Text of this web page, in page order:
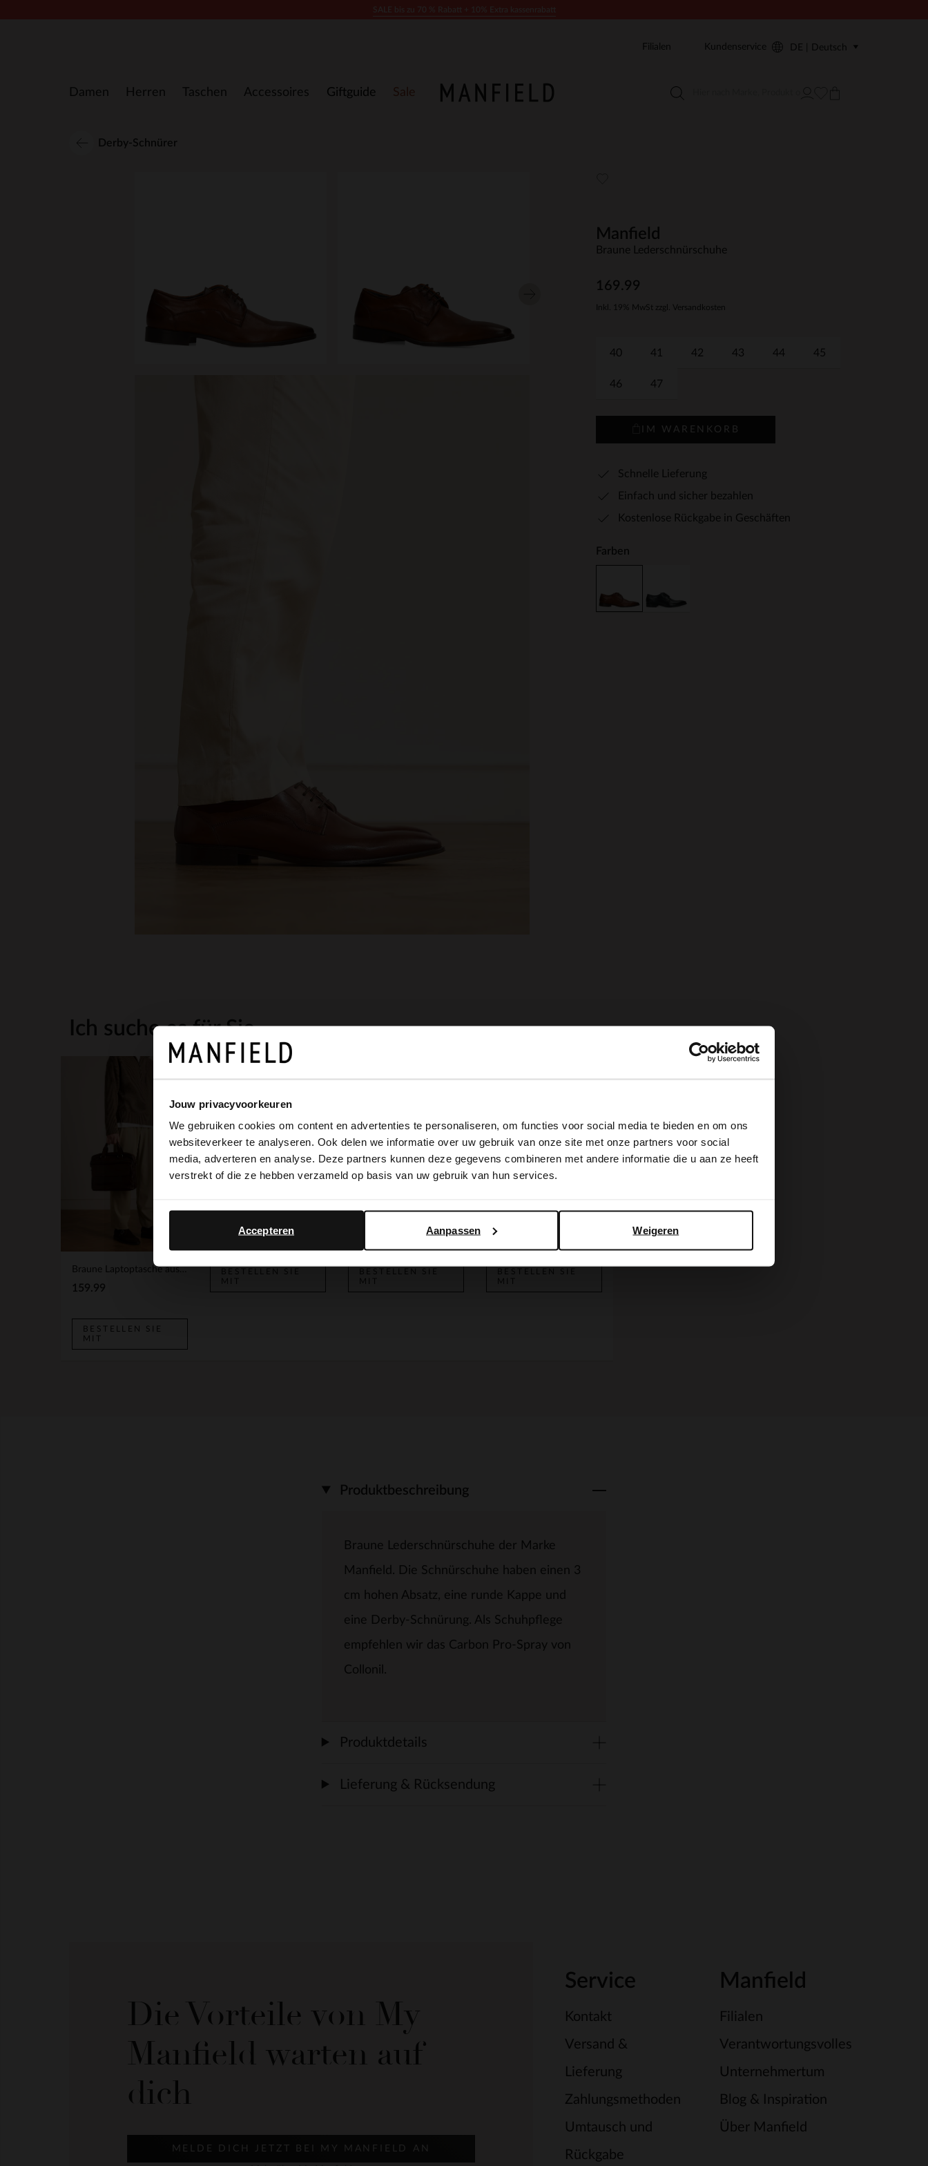
Jouw privacyvoorkeuren
We gebruiken cookies om content en advertenties te personaliseren, om functies voor social media te bieden en om ons
websiteverkeer te analyseren. Ook delen we informatie over uw gebruik van onze site met onze partners voor social
media, adverteren en analyse. Deze partners kunnen deze gegevens combineren met andere informatie die u aan ze heeft
verstrekt of die ze hebben verzameld op basis van uw gebruik van hun services.
Weigeren
Aanpassen
Accepteren
Damen Herren Taschen Accessoires Giftguide Sale
Filialen Kundenservice DE | Deutsch
Derby-Schnürer
Manfield
Braune Lederschnürschuhe
169.99
Inkl. 19% MwSt zzgl. Versandkosten
40 41 42 43 44 45
46 47
IM WARENKORB
Schnelle Lieferung
Einfach und sicher bezahlen
Kostenlose Rückgabe in Geschäften
Farben
Ich suche es für Sie
Braune Laptoptasche aus Leder
159.99
BESTELLEN SIE
MIT
Brauner Orbitkey-Schlüsselanhänger aus Leder Braunes Perlenarmband für Herren Dunkelbrauner Ledergürtel
39.99
Produktbeschreibung
Braune Lederschnürschuhe der Marke
Manfield. Die Schnürschuhe haben einen 3
cm hohen Absatz, eine runde Kappe und
eine Derby-Schnürung. Als Schuhpflege
empfehlen wir das Carbon Pro-Spray von
Collonil.
Produktdetails
Lieferung & Rücksendung
Die Vorteile von My
Manfield warten auf
dich
MELDE DICH JETZT BEI MY MANFIELD AN
Service
Kontakt
Versand &
Lieferung
Zahlungsmethoden
Umtausch und
Rückgabe
Manfield
Filialen
Verantwortungsvolles
Unternehmertum
Blog & Inspiration
Über Manfield
×
It looks like your language isn't Dutch. Would you like to